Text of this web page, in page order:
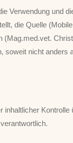
Verwendung und
die Quelle
(Mag.med.vet.
soweit nicht anders
inhaltlicher